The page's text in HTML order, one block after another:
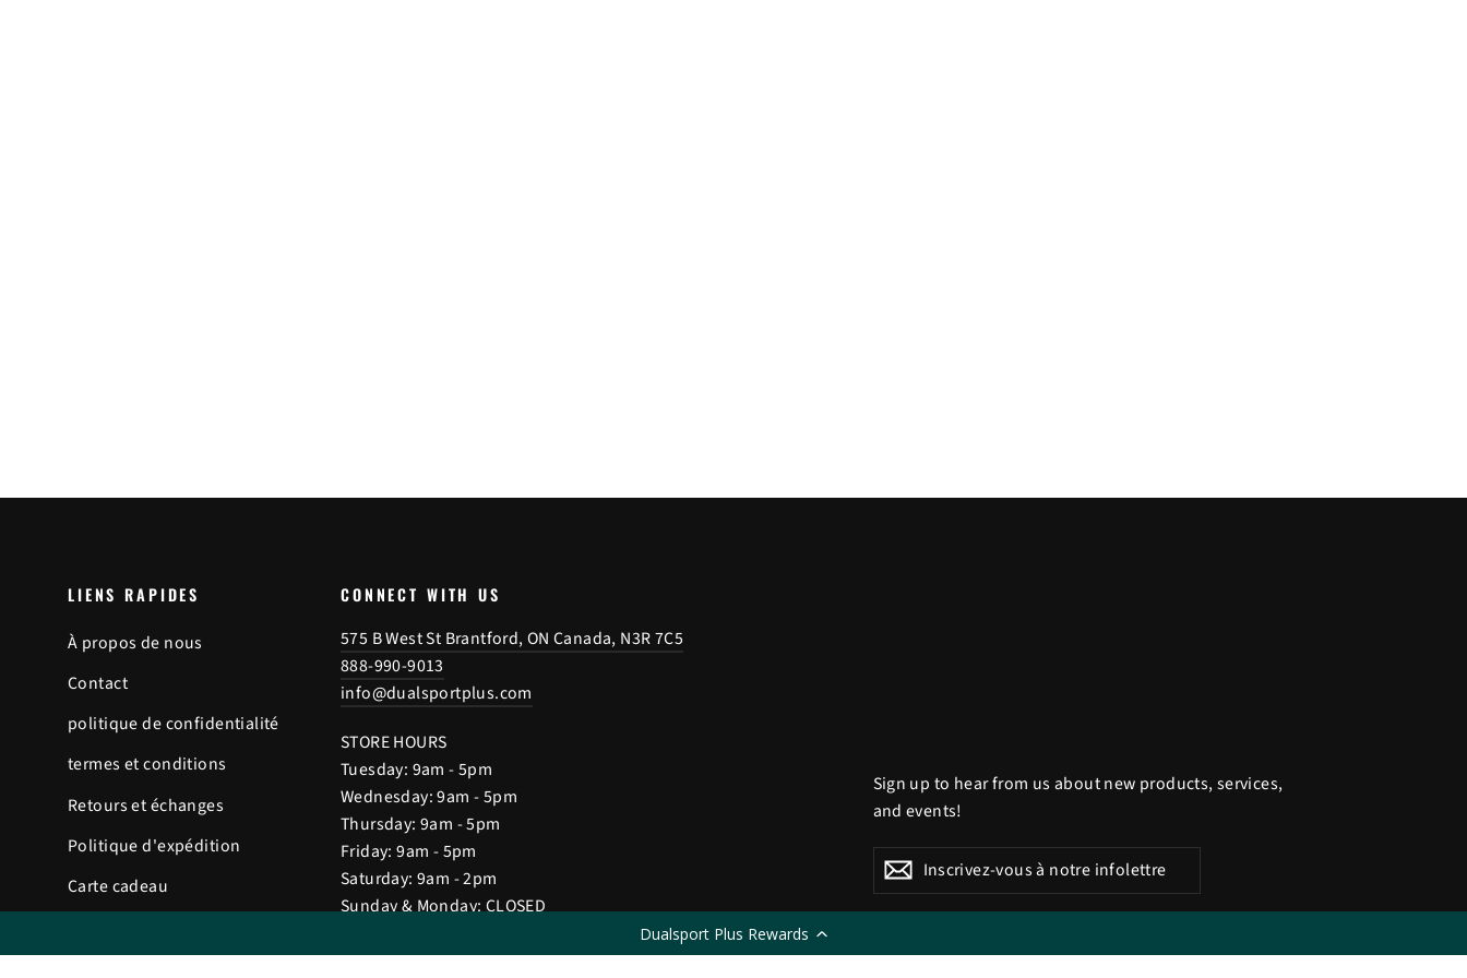
Dualsport Plus Rewards
LIENS RAPIDES
À propos de nous
Contact
politique de confidentialité
termes et conditions
Retours et échanges
Politique d'expédition
Carte cadeau
CONNECT WITH US
575 B West St Brantford, ON Canada, N3R 7C5
888-990-9013
info@dualsportplus.com
STORE HOURS
Tuesday: 9am - 5pm
Wednesday: 9am - 5pm
Thursday: 9am - 5pm
Friday: 9am - 5pm
Saturday: 9am - 2pm
Sunday & Monday: CLOSED
Sign up to hear from us about new products, services,
and events!
Inscrivez-
vous
infolettre
S'inscrireS'inscrire